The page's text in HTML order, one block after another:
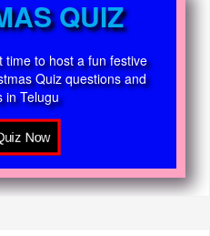
QUIZ
to host a fun festive
Quiz questions and
in Telugu